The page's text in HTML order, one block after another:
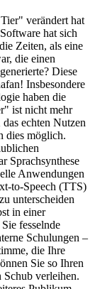
verändert hat
hat sich
Zeiten, als eine
die einen
Diese
Insbesondere
haben die
ist nicht mehr
echten Nutzen
dies möglich.
Sprachsynthese
Anwendungen
to-Speech (TTS)
unterscheiden
in einer
fesselnde
Schulungen –
die Ihre
Sie so Ihren
verleihen.